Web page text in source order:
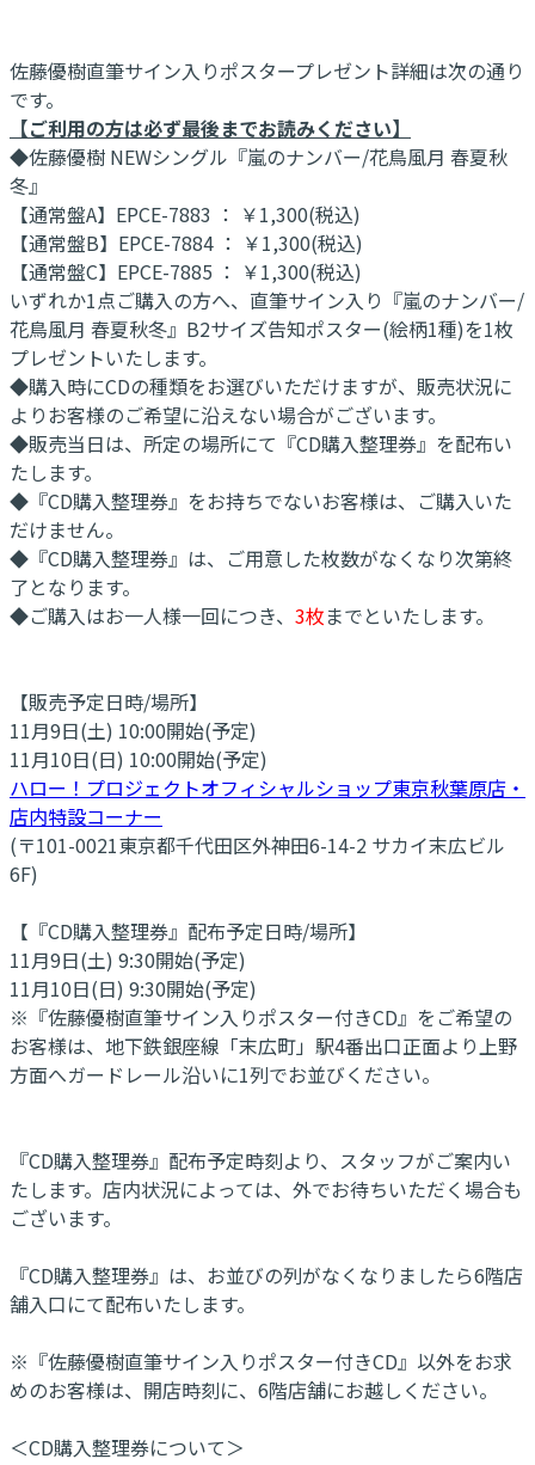
佐藤優樹直筆サイン入りポスタープレゼント詳細は次の通り
です。
【ご利用の方は必ず最後までお読みください】
◆佐藤優樹 NEWシングル『嵐のナンバー/花鳥風月 春夏秋
冬』
【通常盤A】EPCE-7883 ： ￥1,300(税込)
【通常盤B】EPCE-7884 ： ￥1,300(税込)
【通常盤C】EPCE-7885 ： ￥1,300(税込)
いずれか1点ご購入の方へ、直筆サイン入り『嵐のナンバー/
花鳥風月 春夏秋冬』B2サイズ告知ポスター(絵柄1種)を1枚
プレゼントいたします。
◆購入時にCDの種類をお選びいただけますが、販売状況に
よりお客様のご希望に沿えない場合がございます。
◆販売当日は、所定の場所にて『CD購入整理券』を配布い
たします。
◆『CD購入整理券』をお持ちでないお客様は、ご購入いた
だけません。
◆『CD購入整理券』は、ご用意した枚数がなくなり次第終
了となります。
◆ご購入はお一人様一回につき、 3枚までといたします。
【販売予定日時/場所】
11月9日(土) 10:00開始(予定)
11月10日(日) 10:00開始(予定)
ハロー！プロジェクトオフィシャルショップ東京秋葉原店・
店内特設コーナー
(〒101-0021東京都千代田区外神田6-14-2 サカイ末広ビル
6F)
【『CD購入整理券』配布予定日時/場所】
11月9日(土) 9:30開始(予定)
11月10日(日) 9:30開始(予定)
※『佐藤優樹直筆サイン入りポスター付きCD』をご希望の
お客様は、地下鉄銀座線「末広町」駅4番出口正面より上野
方面へガードレール沿いに1列でお並びください。
『CD購入整理券』配布予定時刻より、スタッフがご案内い
たします。店内状況によっては、外でお待ちいただく場合も
ございます。
『CD購入整理券』は、お並びの列がなくなりましたら6階店
舗入口にて配布いたします。
※『佐藤優樹直筆サイン入りポスター付きCD』以外をお求
めのお客様は、開店時刻に、6階店舗にお越しください。
＜CD購入整理券について＞